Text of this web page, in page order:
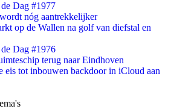
Dag #1977
nóg aantrekkelijker
op de Wallen na golf van diefstal en
Dag #1976
terug naar Eindhoven
eis tot inbouwen backdoor in iCloud aan